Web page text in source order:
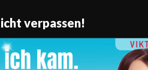
verpassen!